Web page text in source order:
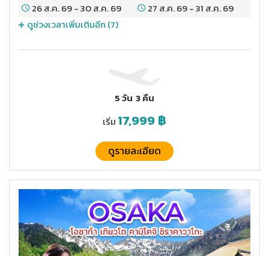
26 ส.ค. 69-30 ส.ค. 69 27 ส.ค. 69-31 ส.ค. 69
ดูช่วงเวลาเพิ่มเติมอีก (7)
5 วัน 3 คืน
เริ่ม 17,999 ฿
ดูรายละเอียด